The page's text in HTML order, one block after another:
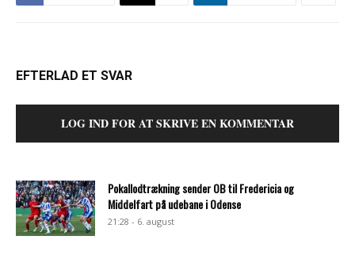
EFTERLAD ET SVAR
LOG IND FOR AT SKRIVE EN KOMMENTAR
Pokallodtrækning sender OB til Fredericia og
Middelfart på udebane i Odense
21:28 - 6. august